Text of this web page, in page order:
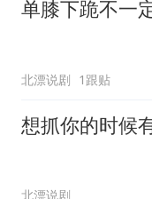
单膝下跪不一
北漂说剧 1跟贴
想抓你的时候
北漂说剧